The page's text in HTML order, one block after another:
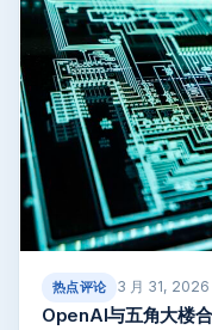
热点评论 3 月 31, 2026
OpenAI与五角大楼